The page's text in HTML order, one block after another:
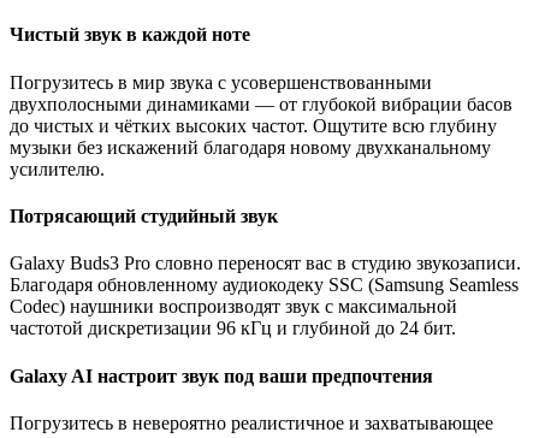
Чистый звук в каждой ноте
Погрузитесь в мир звука c усовершенствованными
двухполосными динамиками — от глубокой вибрации басов
до чистых и чётких высоких частот. Ощутите всю глубину
музыки без искажений благодаря новому двухканальному
усилителю.
Потрясающий студийный звук
Galaxy Buds3 Pro словно переносят вас в студию звукозаписи.
Благодаря обновленному аудиокодеку SSC (Samsung Seamless
Codec) наушники воспроизводят звук с максимальной
частотой дискретизации 96 кГц и глубиной до 24 бит.
Galaxy AI настроит звук под ваши предпочтения
Погрузитесь в невероятно реалистичное и захватывающее